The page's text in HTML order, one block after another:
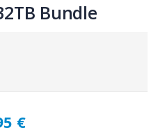
Bundle
€